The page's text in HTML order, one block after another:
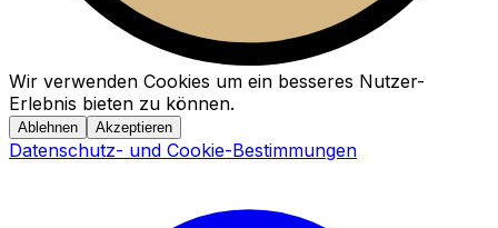
Wir verwenden Cookies um ein besseres Nutzer-
Erlebnis bieten zu können.
Ablehnen Akzeptieren
Datenschutz- und Cookie-Bestimmungen